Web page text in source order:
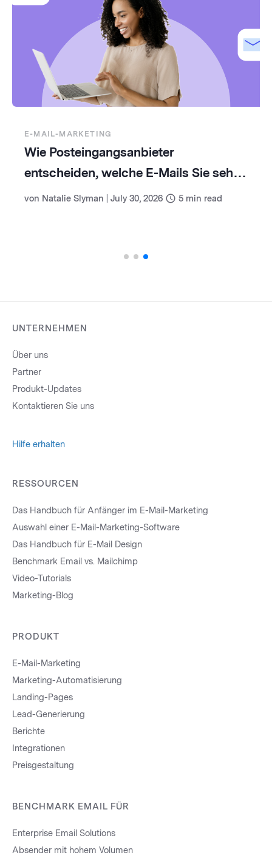
E-MAIL-MARKETING
Wie Posteingangsanbieter
entscheiden, welche E-Mails Sie sehen
(und wie Sie damit umgehen)
von Natalie Slyman July 30, 2026 5 min read
UNTERNEHMEN
Über uns
Partner
Produkt-Updates
Kontaktieren Sie uns
Hilfe erhalten
RESSOURCEN
Das Handbuch für Anfänger im E-Mail-Marketing
Auswahl einer E-Mail-Marketing-Software
Das Handbuch für E-Mail Design
Benchmark Email vs. Mailchimp
Video-Tutorials
Marketing-Blog
PRODUKT
E-Mail-Marketing
Marketing-Automatisierung
Landing-Pages
Lead-Generierung
Berichte
Integrationen
Preisgestaltung
BENCHMARK EMAIL FÜR
Enterprise Email Solutions
Absender mit hohem Volumen